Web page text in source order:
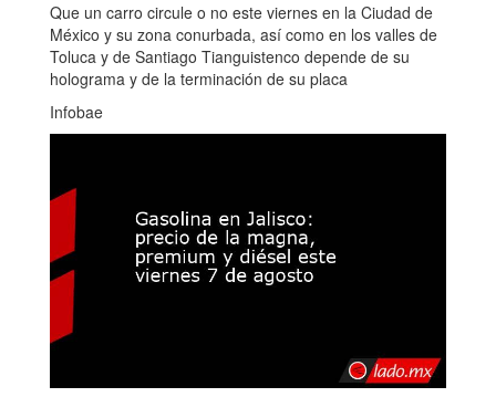
Que un carro circule o no este viernes en la Ciudad de
México y su zona conurbada, así como en los valles de
Toluca y de Santiago Tianguistenco depende de su
holograma y de la terminación de su placa
Infobae